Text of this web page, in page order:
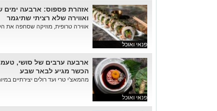
פנאי ואוכל
אזהרת פספוס: ארבעה ימים
ואווירה שלא רציתי שתיגמר
אווירה טרופית, מוזיקה שסחפה את
פנאי ואוכל
ארבעה ערבים של סושי,
הכשר מגיע לבאר שבע
מהמאצ'י טרי ועד רולים יצירתיים